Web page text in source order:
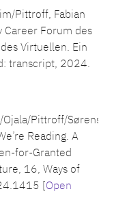
Pittroff, Fabian
Career Forum des
Virtuellen. Ein
transcript, 2024.
Ojala/Pittroff/Sørensen/
Reading. A
for-Granted
16, Ways of
[Open